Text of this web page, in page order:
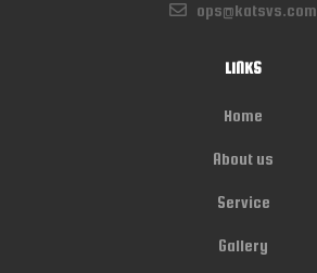
ops@katsvs.com
LINKS
Home
About us
Service
Gallery